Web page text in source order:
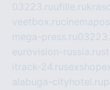
03223.ruufille.ru
veetbox.ru
mega-press.ru
eurovision-russia.ru
itrack-24.ru
alabuga-cityhotel.ru